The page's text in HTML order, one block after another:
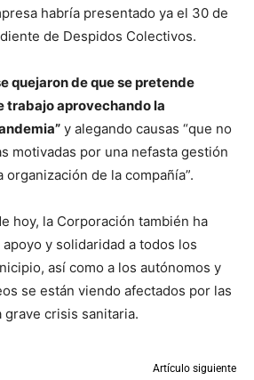
habría presentado ya el 30 de
de Despidos Colectivos.
quejaron de que se pretende
trabajo aprovechando la
y alegando causas “que no
motivadas por una nefasta gestión
de la compañía”.
hoy, la Corporación también ha
y solidaridad a todos los
así como a los autónomos y
se están viendo afectados por las
crisis sanitaria.
Artículo siguiente